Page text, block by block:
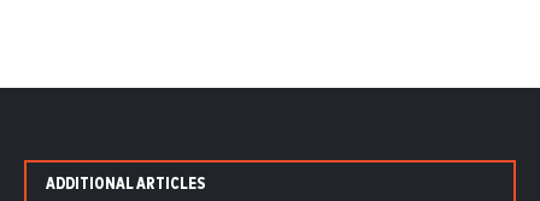
ADDITIONAL ARTICLES